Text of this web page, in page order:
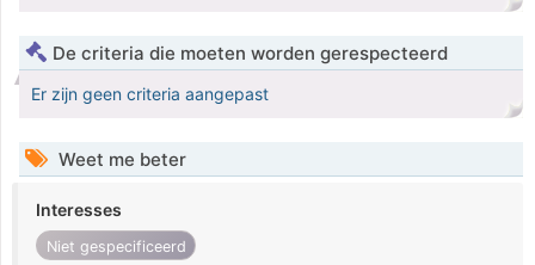
De criteria die moeten worden gerespecteerd
Er zijn geen criteria aangepast
Weet me beter
Interesses
Niet gespecificeerd